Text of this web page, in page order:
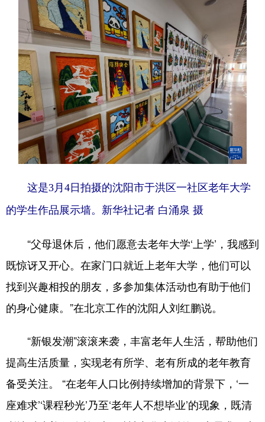
这是3月4日拍摄的沈阳市于洪区一社区老年大学
的学生作品展示墙。新华社记者 白涌泉 摄
“父母退休后，他们愿意去老年大学‘上学’，我感到
既惊讶又开心。在家门口就近上老年大学，他们可以
找到兴趣相投的朋友，多参加集体活动也有助于他们
的身心健康。”在北京工作的沈阳人刘红鹏说。
“新银发潮”滚滚来袭，丰富老年人生活，帮助他们
提高生活质量，实现老有所学、老有所成的老年教育
备受关注。 “在老年人口比例持续增加的背景下，‘一
座难求’‘课程秒光’乃至‘老年人不想毕业’的现象，既清